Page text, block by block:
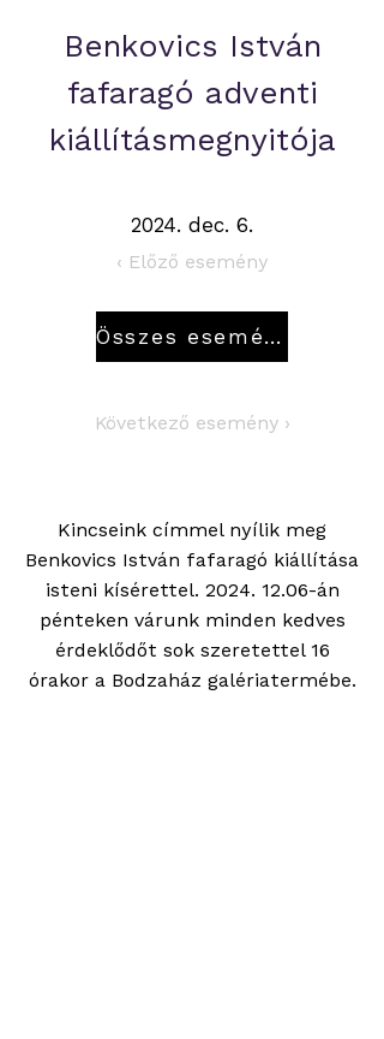
Benkovics István
fafaragó adventi
kiállításmegnyitója
2024. dec. 6.
‹ Előző esemény
Összes esemény
Következő esemény ›
Kincseink címmel nyílik meg
Benkovics István fafaragó kiállítása
isteni kísérettel. 2024. 12.06-án
pénteken várunk minden kedves
érdeklődőt sok szeretettel 16
órakor a Bodzaház galériatermébe.